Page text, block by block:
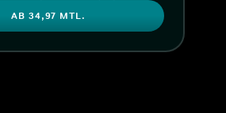
AB 34,97 MTL.